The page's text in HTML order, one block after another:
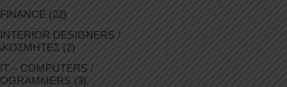
FINANCE (22)
INTERIOR DESIGNERS /
(2)
IT – COMPUTERS /
(3)